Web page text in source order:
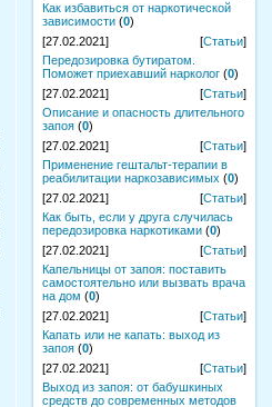
Как избавиться от наркотической
зависимости (0)
[27.02.2021]
[Статьи]
Передозировка бутиратом.
Поможет приехавший нарколог (0)
[27.02.2021]
[Статьи]
Описание и опасность длительного
запоя (0)
[27.02.2021]
[Статьи]
Применение гештальт-терапии в
реабилитации наркозависимых (0)
[27.02.2021]
[Статьи]
Как быть, если у друга случилась
передозировка наркотиками (0)
[27.02.2021]
[Статьи]
Капельницы от запоя: поставить
самостоятельно или вызвать врача
на дом (0)
[27.02.2021]
[Статьи]
Капать или не капать: выход из
запоя (0)
[27.02.2021]
[Статьи]
Выход из запоя: от бабушкиных
средств до современных методов